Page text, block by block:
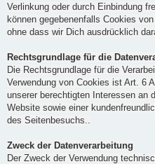
Verlinkung oder durch Einbindung
können gegebenenfalls Cookies
ohne dass wir Dich ausdrücklich
Rechtsgrundlage für die
Die Rechtsgrundlage für die
Verwendung von Cookies ist Art. 6
unserer berechtigten Interessen an
Website sowie einer
des Seitenbesuchs..
Zweck der Datenverarbeitung
Der Zweck der Verwendung